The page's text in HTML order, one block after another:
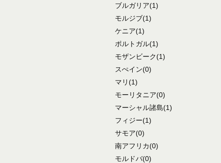
ブルガリア(1)
モルジブ(1)
ケニア(1)
ポルトガル(1)
モザンビーク(1)
スぺイン(0)
マリ(1)
モーリタニア(0)
マーシャル諸島(1)
フィジー(1)
サモア(0)
南アフリカ(0)
モルドバ(0)